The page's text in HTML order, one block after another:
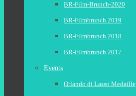
BR-Film-Brunch-2020
BR-Filmbrunch 2019
BR-Filmbrunch 2018
BR-Filmbrunch 2017
Events
Orlando di Lasso Medaille